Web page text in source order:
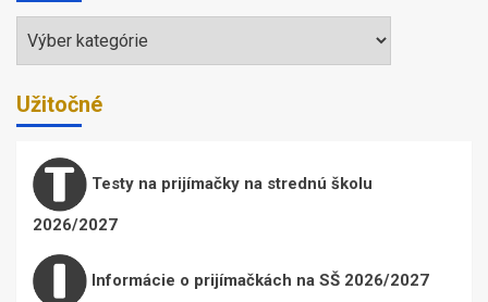
Témy
Užitočné
Testy na prijímačky na strednú školu
2026/2027
Informácie o prijímačkách na SŠ 2026/2027